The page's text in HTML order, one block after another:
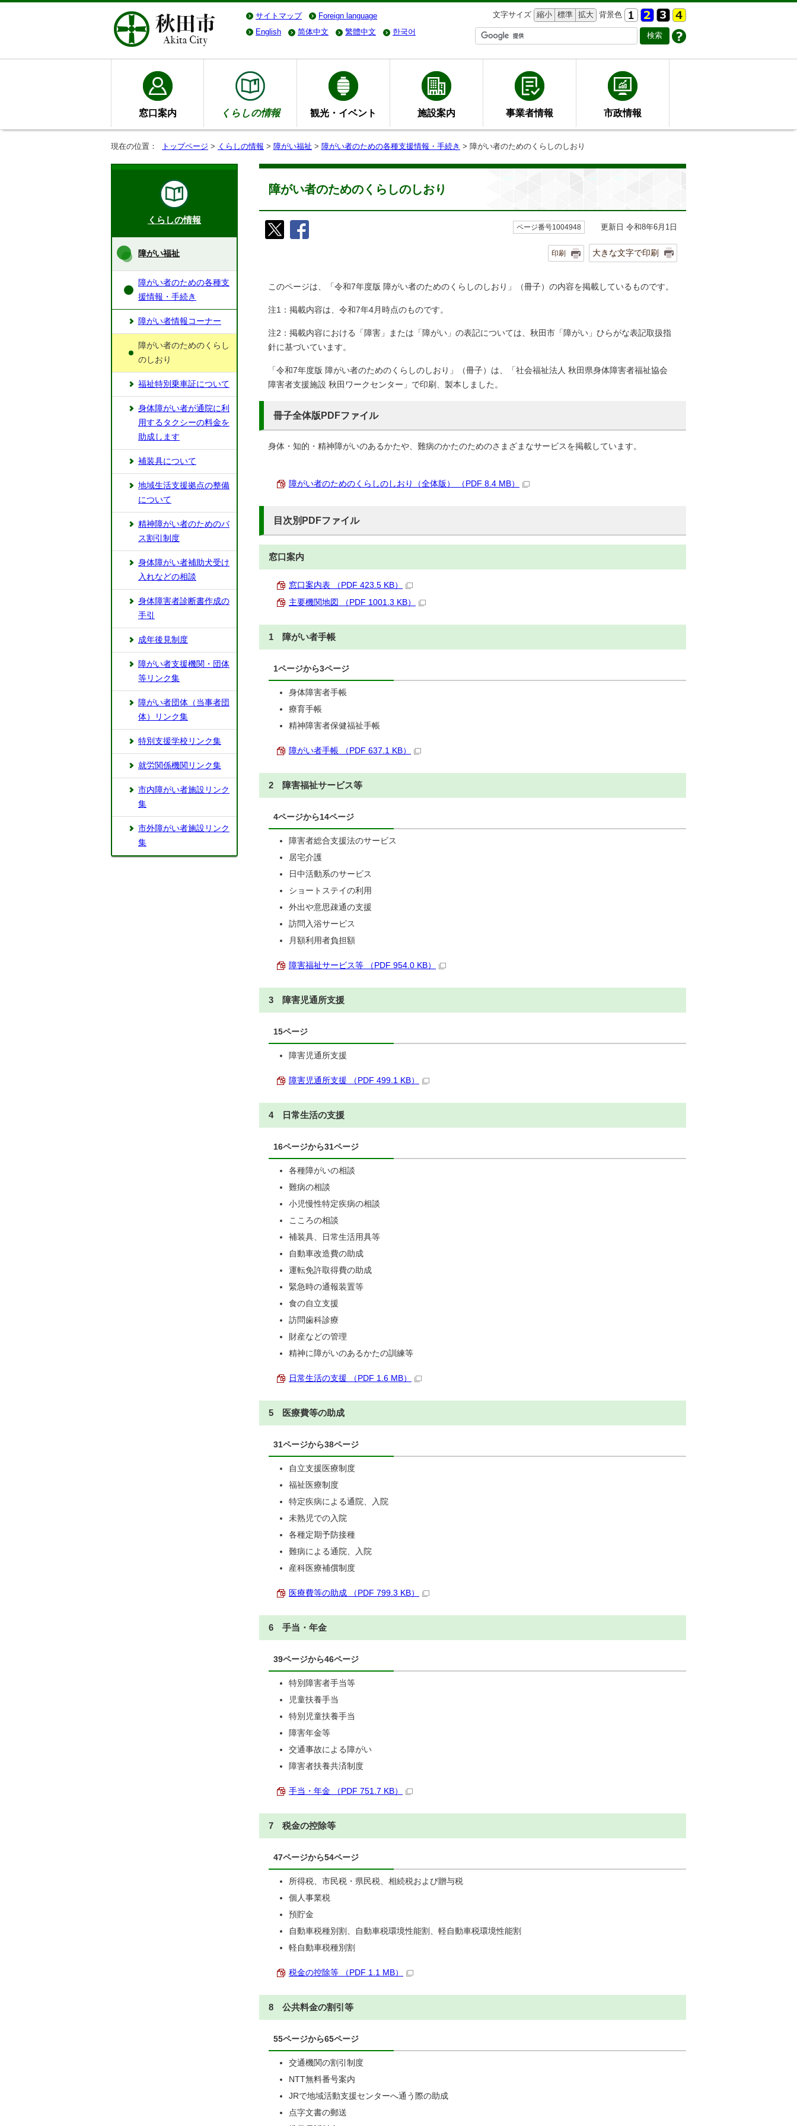
サイトマップ Foreign language 文字サイズ 縮小 標準 拡大 背景色
English
简体中文 繁體中文 한국어
窓口案内 くらしの情報 観光・イベント 施設案内 事業者情報 市政情報
現在の位置： トップページ > くらしの情報 > 障がい福祉 > 障がい者のための各種支援情報・手続き > 障がい者のためのくらしのしおり
障がい者のためのくらしのしおり
ページ番号1004948 更新日 令和8年6月1日
印刷 大きな文字で印刷
このページは、「令和7年度版 障がい者のためのくらしのしおり」（冊子）の内容を掲載しているものです。
注1：掲載内容は、令和7年4月時点のものです。
注2：掲載内容における「障害」または「障がい」の表記については、秋田市「障がい」ひらがな表記取扱指
針に基づいています。
「令和7年度版 障がい者のためのくらしのしおり」（冊子）は、「社会福祉法人 秋田県身体障害者福祉協会
障害者支援施設 秋田ワークセンター」で印刷、製本しました。
冊子全体版PDFファイル
身体・知的・精神障がいのあるかたや、難病のかたのためのさまざまなサービスを掲載しています。
障がい者のためのくらしのしおり（全体版） （PDF 8.4 MB）
目次別PDFファイル
窓口案内
窓口案内表 （PDF 423.5 KB）
主要機関地図 （PDF 1001.3 KB）
1 障がい者手帳
1ページから3ページ
身体障害者手帳
療育手帳
精神障害者保健福祉手帳
障がい者手帳 （PDF 637.1 KB）
2 障害福祉サービス等
4ページから14ページ
障害者総合支援法のサービス
居宅介護
日中活動系のサービス
ショートステイの利用
外出や意思疎通の支援
訪問入浴サービス
月額利用者負担額
障害福祉サービス等 （PDF 954.0 KB）
3 障害児通所支援
15ページ
障害児通所支援
障害児通所支援 （PDF 499.1 KB）
4 日常生活の支援
16ページから31ページ
各種障がいの相談
難病の相談
小児慢性特定疾病の相談
こころの相談
補装具、日常生活用具等
自動車改造費の助成
運転免許取得費の助成
緊急時の通報装置等
食の自立支援
訪問歯科診療
財産などの管理
精神に障がいのあるかたの訓練等
日常生活の支援 （PDF 1.6 MB）
5 医療費等の助成
31ページから38ページ
自立支援医療制度
福祉医療制度
特定疾病による通院、入院
未熟児での入院
各種定期予防接種
難病による通院、入院
産科医療補償制度
医療費等の助成 （PDF 799.3 KB）
6 手当・年金
39ページから46ページ
特別障害者手当等
児童扶養手当
特別児童扶養手当
障害年金等
交通事故による障がい
障害者扶養共済制度
手当・年金 （PDF 751.7 KB）
7 税金の控除等
47ページから54ページ
所得税、市民税・県民税、相続税および贈与税
個人事業税
預貯金
自動車税種別割、自動車税環境性能割、軽自動車税環境性能割
軽自動車税種別割
税金の控除等 （PDF 1.1 MB）
8 公共料金の割引等
55ページから65ページ
交通機関の割引制度
NTT無料番号案内
JRで地域活動支援センターへ通う際の助成
点字文書の郵送
くらしの情報
障がい福祉
障がい者のための各種支
援情報・手続き
障がい者情報コーナー
障がい者のためのくらし
のしおり
福祉特別乗車証について
身体障がい者が通院に利
用するタクシーの料金を
助成します
補装具について
地域生活支援拠点の整備
について
精神障がい者のためのバ
ス割引制度
身体障がい者補助犬受け
入れなどの相談
身体障害者診断書作成の
手引
成年後見制度
障がい者支援機関・団体
等リンク集
障がい者団体（当事者団
体）リンク集
特別支援学校リンク集
就労関係機関リンク集
市内障がい者施設リンク
集
市外障がい者施設リンク
集